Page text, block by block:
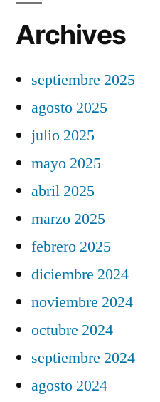
Archives
septiembre 2025
agosto 2025
julio 2025
mayo 2025
abril 2025
marzo 2025
febrero 2025
diciembre 2024
noviembre 2024
octubre 2024
septiembre 2024
agosto 2024